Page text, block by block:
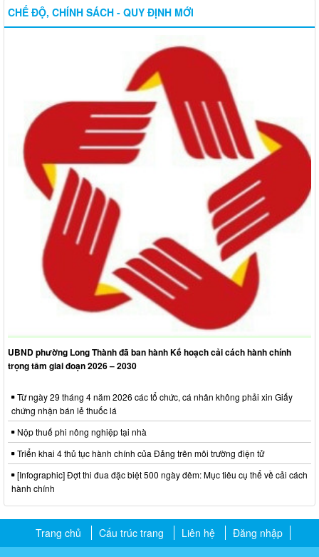
UBND phường Long Thành đã ban hành Kế hoạch cải cách hành chính
trọng tâm giai đoạn 2026 – 2030
Từ ngày 29 tháng 4 năm 2026 các tổ chức, cá nhân không phải xin Giấy
Triển khai 4 thủ tục hành chính của Đảng trên môi trường điện tử
hành chính
Trang chủ Cấu trúc trang Liên hệ Đăng nhập
ỦY BAN NHÂN DÂN PHƯỜNGLONG
THÀNH
Chịu trách nhiệm nội dung: Ủy ban Nhân dân phường Long Thành
Địa chỉ: phường Long Thành - thành phố Đồng Nai